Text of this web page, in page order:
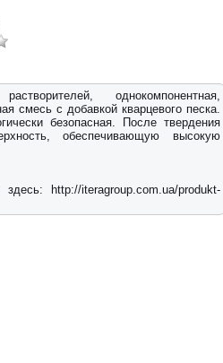
однокомпонентная,
смесь с добавкой кварцевого песка.
безопасная. После твердения
обеспечивающую высокую
http://iteragroup.com.ua/produkt-